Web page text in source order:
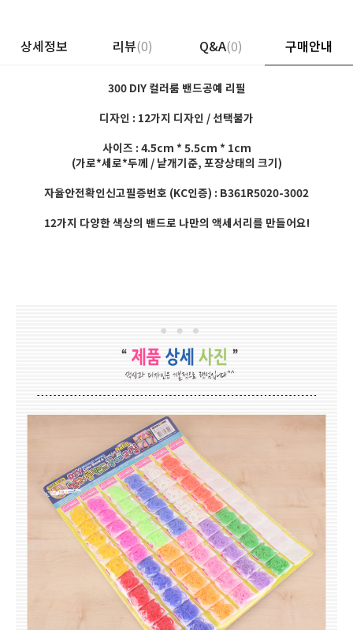
상세정보 리뷰(0) Q&A(0) 구매안내
300 DIY 컬러룸 밴드공예 리필
디자인 : 12가지 디자인 / 선택불가
사이즈 : 4.5cm * 5.5cm * 1cm
(가로*세로*두께 / 낱개기준, 포장상태의 크기)
자율안전확인신고필증번호 (KC인증) : B361R5020-3002
12가지 다양한 색상의 밴드로 나만의 액세서리를 만들어요!